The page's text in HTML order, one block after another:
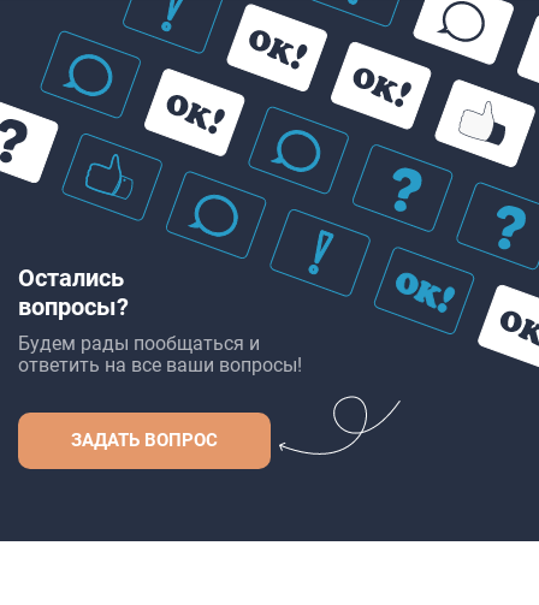
Остались
вопросы?
Будем рады пообщаться и
ответить на все ваши вопросы!
ЗАДАТЬ ВОПРОС